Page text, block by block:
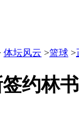
体坛风云 >篮球 >
约林